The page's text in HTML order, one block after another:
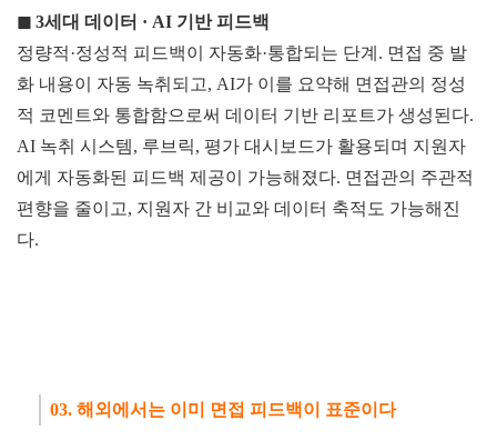
◼ 3세대 데이터 · AI 기반 피드백
정량적·정성적 피드백이 자동화·통합되는 단계. 면접 중 발
화 내용이 자동 녹취되고, AI가 이를 요약해 면접관의 정성
적 코멘트와 통합함으로써 데이터 기반 리포트가 생성된다.
AI 녹취 시스템, 루브릭, 평가 대시보드가 활용되며 지원자
에게 자동화된 피드백 제공이 가능해졌다. 면접관의 주관적
편향을 줄이고, 지원자 간 비교와 데이터 축적도 가능해진
다.
03. 해외에서는 이미 면접 피드백이 표준이다